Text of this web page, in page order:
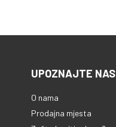
UPOZNAJTE NAS
O nama
Prodajna mjesta